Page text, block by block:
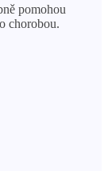
pomohou
chorobou.